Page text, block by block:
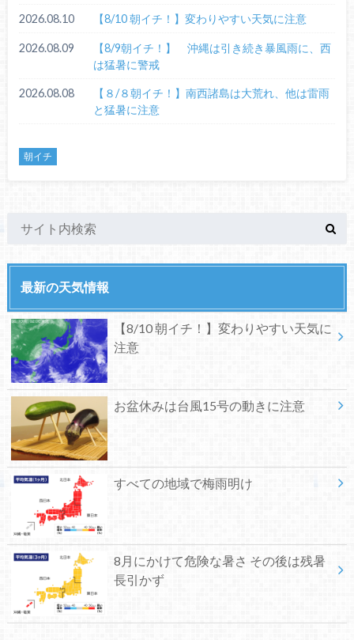
2026.08.10 【8/10 朝イチ！】変わりやすい天気に注意
2026.08.09
【8/9朝イチ！】 沖縄は引き続き暴風雨に、西
は猛暑に警戒
2026.08.08
【８/８朝イチ！】南西諸島は大荒れ、他は雷雨
と猛暑に注意
朝イチ
最新の天気情報
【8/10 朝イチ！】変わりやすい天気に
注意
お盆休みは台風15号の動きに注意
すべての地域で梅雨明け
8月にかけて危険な暑さ その後は残暑
長引かず